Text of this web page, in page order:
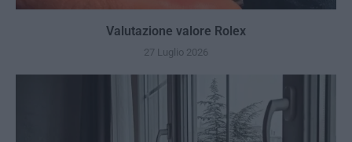
Valutazione valore Rolex
27 Luglio 2026